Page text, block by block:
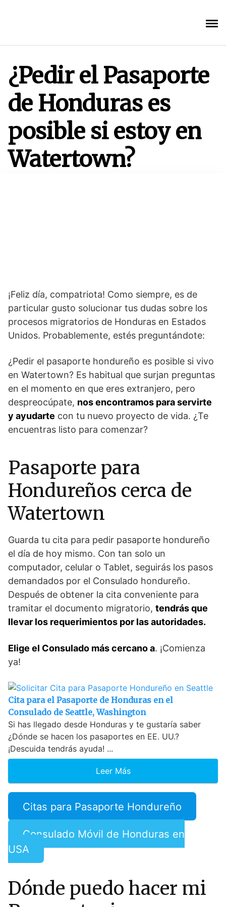
¿Pedir el Pasaporte
de Honduras es
posible si estoy en
Watertown?
¡Feliz día, compatriota! Como siempre, es de
particular gusto solucionar tus dudas sobre los
procesos migratorios de Honduras en Estados
Unidos. Probablemente, estés preguntándote:
¿Pedir el pasaporte hondureño es posible si vivo
en Watertown? Es habitual que surjan preguntas
en el momento en que eres extranjero, pero
despreocúpate, nos encontramos para servirte
y ayudarte con tu nuevo proyecto de vida. ¿Te
encuentras listo para comenzar?
Pasaporte para
Hondureños cerca de
Watertown
Guarda tu cita para pedir pasaporte hondureño
el día de hoy mismo. Con tan solo un
computador, celular o Tablet, seguirás los pasos
demandados por el Consulado hondureño.
Después de obtener la cita conveniente para
tramitar el documento migratorio, tendrás que
llevar los requerimientos por las autoridades.
Elige el Consulado más cercano a. ¡Comienza
ya!
Cita para el Pasaporte de Honduras en el
Consulado de Seattle, Washington
Si has llegado desde Honduras y te gustaría saber
¿Dónde se hacen los pasaportes en EE. UU.?
¡Descuida tendrás ayuda! ...
Leer Más
Citas para Pasaporte Hondureño
Consulado Móvil de Honduras en
USA
Dónde puedo hacer mi